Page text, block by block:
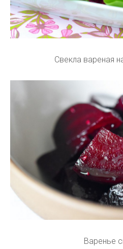
Свекла вареная
Варенье